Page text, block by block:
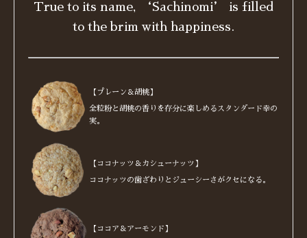
True to its name, ‘Sachinomi’ is filled
to the brim with happiness.
【プレーン＆胡桃】
全粒粉と胡桃の香りを存分に楽しめるスタンダード幸の
実。
【ココナッツ＆カシューナッツ】
ココナッツの歯ざわりとジューシーさがクセになる。
【ココア＆アーモンド】